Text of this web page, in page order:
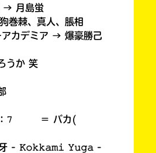
月島蛍
、真人、脹相
デミア → 爆豪勝己
うか 笑
：𝟽 ＝ バカ(
牙 - 𝙺𝚘𝚔𝚔𝚊𝚖𝚒 𝚈𝚞𝚐𝚊 -